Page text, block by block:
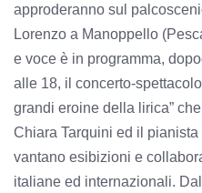
approderanno sul
Lorenzo a Manoppello
e voce è in programma,
alle 18, il concerto-
grandi eroine della lirica”
Chiara Tarquini ed il
vantano esibizioni e
italiane ed internazionali.